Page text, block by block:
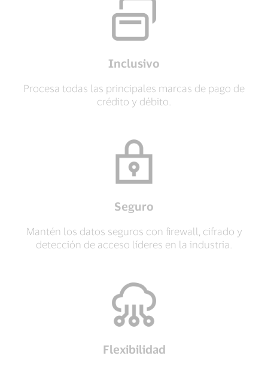
Inclusivo
Procesa todas las principales marcas de pago de
crédito y débito.
Seguro
Mantén los datos seguros con firewall, cifrado y
detección de acceso líderes en la industria.
Flexibilidad